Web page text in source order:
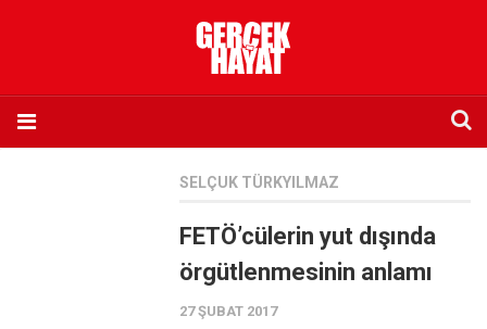
Abone olmak istiyorum
SELÇUK TÜRKYILMAZ
FETÖ’cülerin yut dışında
örgütlenmesinin anlamı
27 ŞUBAT 2017